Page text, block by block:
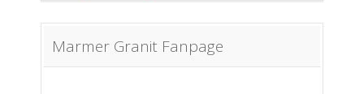
Marmer Granit Fanpage